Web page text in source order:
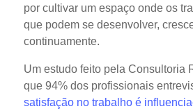
por cultivar um espaço onde os
que podem se desenvolver,
continuamente.
Um estudo feito pela Consultoria
que 94% dos profissionais
satisfação no trabalho é